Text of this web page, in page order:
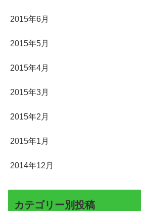
2015年6月
2015年5月
2015年4月
2015年3月
2015年2月
2015年1月
2014年12月
カテゴリー別投稿